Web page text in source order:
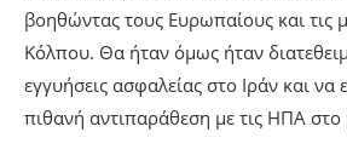
βοηθώντας τους Ευρωπαίους και τις
Κόλπου. Θα ήταν όμως ήταν
εγγυήσεις ασφαλείας στο Ιράν και να
πιθανή αντιπαράθεση με τις ΗΠΑ στο